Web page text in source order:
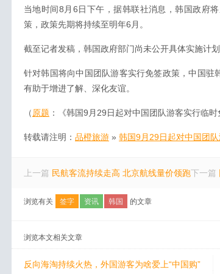
当地时间8月6日下午，据韩联社消息，韩国政府
策，政策先期将持续至明年6月。
截至记者发稿，韩国政府部门尚未公开具体实施计划
针对韩国将向中国团队游客实行免签政策，中国
有助于增进了解、深化友谊。
（ 原题 ：《韩国9月29日起对中国团队游客实行临时
转载请注明： 品橙旅游 » 韩国9月29日起对中国团
上一篇 民航客流持续走高 北京航线量价领跑下一篇
浏览有关 签字 资讯 韩国 的文章
浏览本文相关文章
反向海淘持续火热，外国游客为啥爱上“中国购”